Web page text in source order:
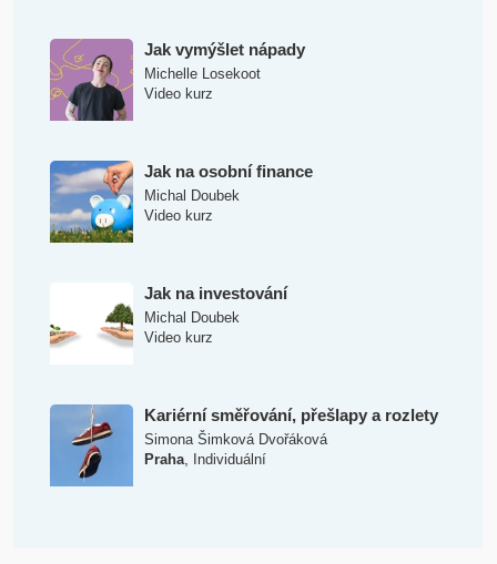
Jak vymýšlet nápady
Michelle Losekoot
Video kurz
Jak na osobní finance
Michal Doubek
Video kurz
Jak na investování
Michal Doubek
Video kurz
Kariérní směřování, přešlapy a rozlety
Simona Šimková Dvořáková
Praha, Individuální